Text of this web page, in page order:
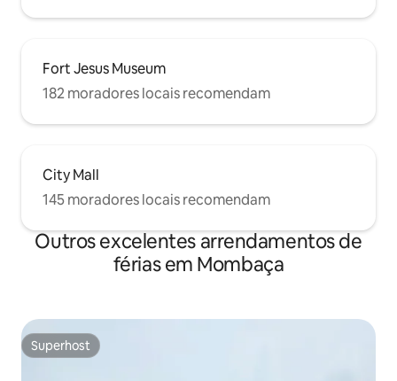
Fort Jesus Museum
182 moradores locais recomendam
City Mall
145 moradores locais recomendam
Outros excelentes arrendamentos de
férias em Mombaça
Superhost
Superhost